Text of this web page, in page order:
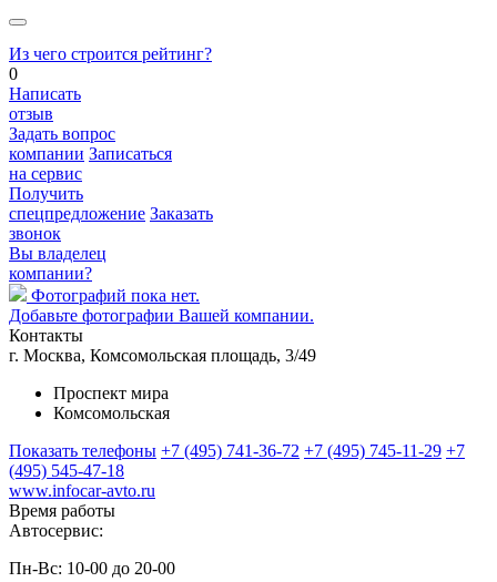
Из чего строится рейтинг?
0
Написать
отзыв
Задать вопрос
компании Записаться
на сервис
Получить
спецпредложение Заказать
звонок
Вы владелец
компании?
Фотографий пока нет.
Добавьте фотографии Вашей компании.
Контакты
г. Москва, Комсомольская площадь, 3/49
Проспект мира
Комсомольская
Показать телефоны +7 (495) 741-36-72 +7 (495) 745-11-29 +7
(495) 545-47-18
www.infocar-avto.ru
Время работы
Автосервис:
Пн-Вс: 10-00 до 20-00